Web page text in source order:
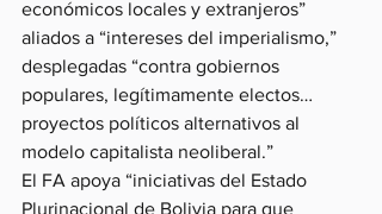
económicos locales y extranjeros”
aliados a “intereses del imperialismo,”
desplegadas “contra gobiernos
populares, legítimamente electos…
proyectos políticos alternativos al
modelo capitalista neoliberal.”
El FA apoya “iniciativas del Estado
Plurinacional de Bolivia para que